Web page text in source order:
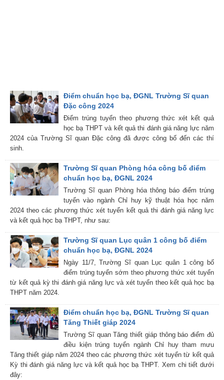
Điểm chuẩn học bạ, ĐGNL Trường Sĩ quan
Đặc công 2024
Điểm trúng tuyển theo phương thức xét kết quả
học bạ THPT và kết quả thi đánh giá năng lực năm
2024 của Trường Sĩ quan Đặc công đã được công bố đến các thí
sinh.
Trường Sĩ quan Phòng hóa công bố điểm
chuẩn học bạ, ĐGNL 2024
Trường Sĩ quan Phòng hóa thông báo điểm trúng
tuyển vào ngành Chỉ huy kỹ thuật hóa học năm
2024 theo các phương thức xét tuyển kết quả thi đánh giá năng lực
và kết quả học bạ THPT, như sau:
Trường Sĩ quan Lục quân 1 công bố điểm
chuẩn học bạ, ĐGNL 2024
Ngày 11/7, Trường Sĩ quan Lục quân 1 công bố
điểm trúng tuyển sớm theo phương thức xét tuyển
từ kết quả kỳ thi đánh giá năng lực và xét tuyển theo kết quả học bạ
THPT năm 2024.
Điểm chuẩn học bạ, ĐGNL Trường Sĩ quan
Tăng Thiết giáp 2024
Trường Sĩ quan Tăng thiết giáp thông báo điểm đủ
điều kiện trúng tuyển ngành Chỉ huy tham mưu
Tăng thiết giáp năm 2024 theo các phương thức xét tuyển từ kết quả
Kỳ thi đánh giá năng lực và kết quả học bạ THPT. Xem chi tiết dưới
đây: